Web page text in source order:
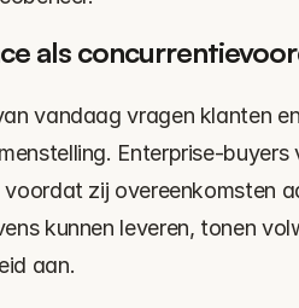
als
vandaag vragen klanten
Enterprise-
zij overeenkomsten
kunnen leveren, tonen
aan.